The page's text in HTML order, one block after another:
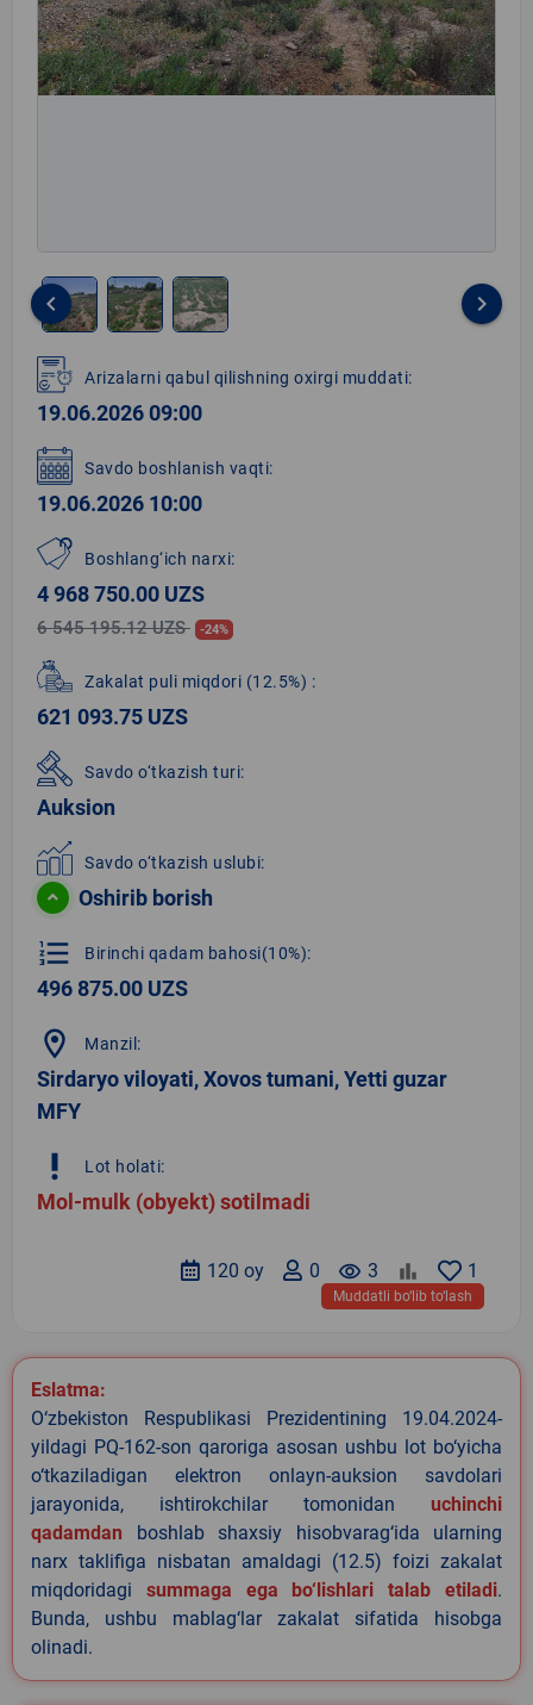
1
of
3
keyboard_arrow_left keyboard_arrow_right
Arizalarni qabul qilishning oxirgi muddati:
19.06.2026 09:00
Savdo boshlanish vaqti:
19.06.2026 10:00
Boshlang‘ich narxi:
4 968 750.00 UZS
6 545 195.12 UZS -24%
Zakalat puli miqdori (12.5%) :
621 093.75 UZS
Savdo o‘tkazish turi:
Auksion
Savdo o‘tkazish uslubi:
Oshirib borish
format_list_numbered Birinchi qadam bahosi(10%):
496 875.00 UZS
location_on Manzil:
Sirdaryo viloyati, Xovos tumani, Yetti guzar
MFY
priority_high Lot holati:
Mol-mulk (obyekt) sotilmadi
1
remove_red_eye 3
0
120 oy
Muddatli bo‘lib to‘lash
Eslatma:
O‘zbekiston Respublikasi Prezidentining 19.04.2024-
yildagi PQ-162-son qaroriga asosan ushbu lot bo‘yicha
o‘tkaziladigan elektron onlayn-auksion savdolari
jarayonida, ishtirokchilar tomonidan uchinchi
qadamdan boshlab shaxsiy hisobvarag‘ida ularning
narx taklifiga nisbatan amaldagi (12.5) foizi zakalat
miqdoridagi summaga ega bo‘lishlari talab etiladi.
Bunda, ushbu mablag‘lar zakalat sifatida hisobga
olinadi.